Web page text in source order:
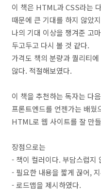
이 책은 HTML과 CSS라는
때문에 큰 기대를 하지 않았
나의 기대 이상을 챙겨준 고
두고두고 다시 볼 것 같다.
가격도 책의 분량과 퀄리티
않다. 적절해보였다.
이 책을 추천하는 독자는 다
프론트엔드를 언젠가는 배웠
HTML로 웹 사이트를 잘 만
장점으로는
- 책이 컬러이다. 부담스럽지
- 필요한 내용을 짧게 끊어,
- 로드맵을 제시하였다.